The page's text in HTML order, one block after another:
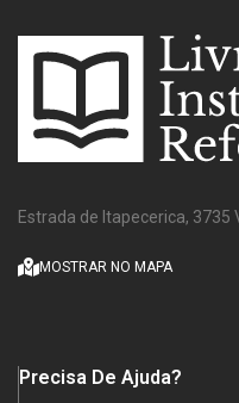
Estrada de Itapecerica, 3735
MOSTRAR NO MAPA
Precisa De Ajuda?